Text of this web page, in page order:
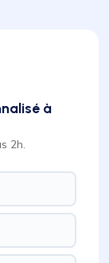
à
2h.